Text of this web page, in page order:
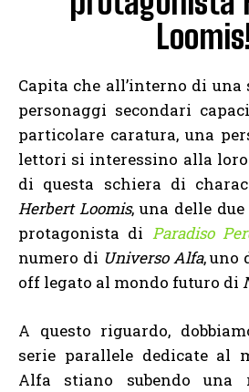
Capita che all’interno di una
personaggi secondari
particolare caratura, una
lettori si interessino alla
di questa schiera di
Herbert Loomis, una delle
protagonista di Paradiso
numero di Universo Alfa, uno
off legato al mondo futuro di
A questo riguardo,
serie parallele dedicate al
Alfa stiano subendo una